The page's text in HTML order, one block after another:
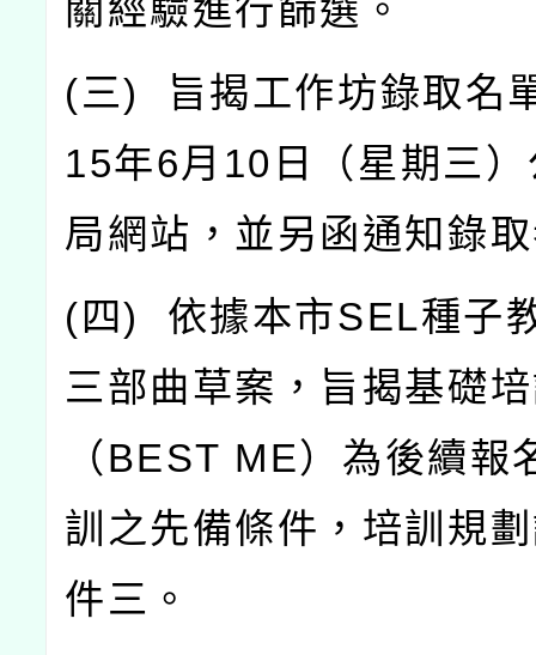
關經驗進行篩選。
(三)
旨揭工作坊錄取名
15年6月 10 日（星期三
局網站，並另函通知錄
( 四) 依據本市SEL種子
三部曲草案，旨揭基礎
（ BEST ME）為後續報
訓之先備條件，培訓規
件三。